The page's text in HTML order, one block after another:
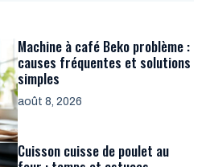
Machine à café Beko problème :
causes fréquentes et solutions
simples
août 8, 2026
Cuisson cuisse de poulet au